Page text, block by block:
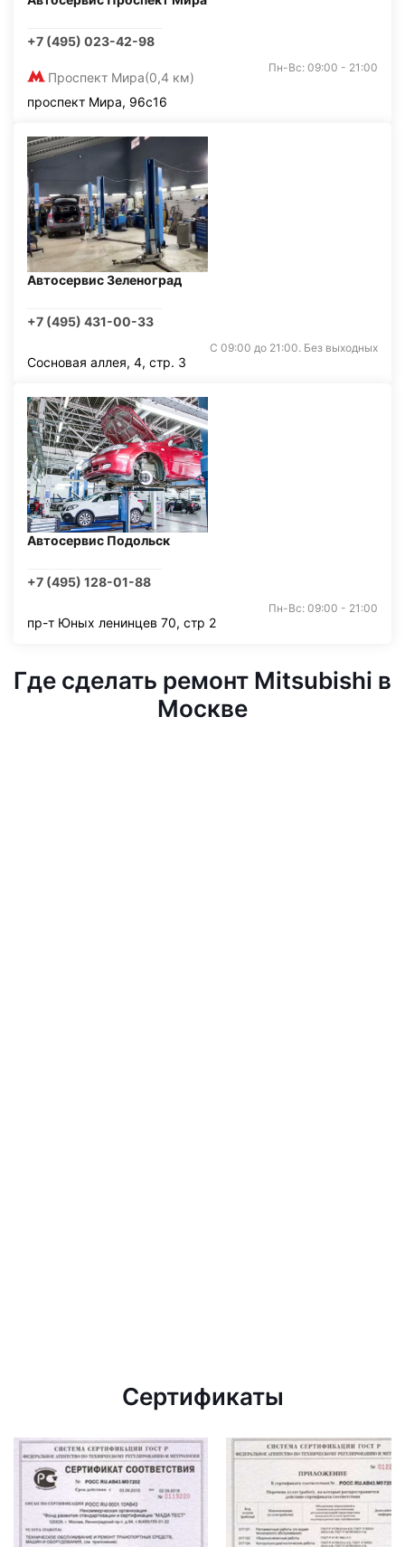
+7 (495) 023-42-98
Проспект Мира(0,4 км)
Пн-Вс: 09:00 - 21:00
проспект Мира, 96с16
Автосервис Зеленоград
+7 (495) 431-00-33
С 09:00 до 21:00. Без выходных
Сосновая аллея, 4, стр. 3
Автосервис Подольск
+7 (495) 128-01-88
Пн-Вс: 09:00 - 21:00
пр-т Юных ленинцев 70, стр 2
Где сделать ремонт Mitsubishi в
Москве
Сертификаты